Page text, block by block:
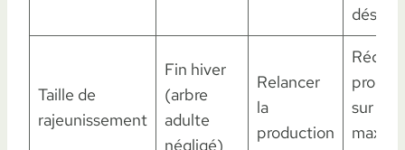
Taille de
rajeunissement
Fin hiver
(arbre
adulte
négligé)
Relancer
la
production
sur
max